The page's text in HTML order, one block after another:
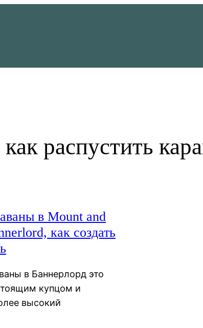
как распустить
в Mount and
как создать
в Баннерлорд это
купцом и
высокий